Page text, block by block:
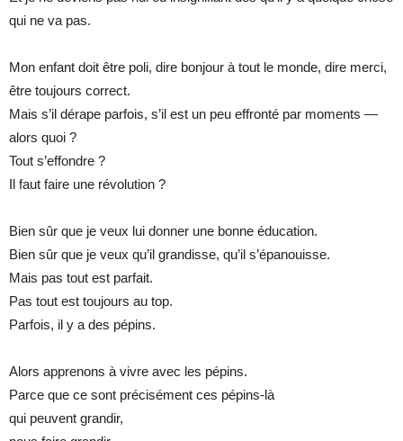
qui ne va pas.
Mon enfant doit être poli, dire bonjour à tout le monde, dire merci,
être toujours correct.
Mais s’il dérape parfois, s’il est un peu effronté par moments —
alors quoi ?
Tout s’effondre ?
Il faut faire une révolution ?
Bien sûr que je veux lui donner une bonne éducation.
Bien sûr que je veux qu’il grandisse, qu’il s’épanouisse.
Mais pas tout est parfait.
Pas tout est toujours au top.
Parfois, il y a des pépins.
Alors apprenons à vivre avec les pépins.
Parce que ce sont précisément ces pépins-là
qui peuvent grandir,